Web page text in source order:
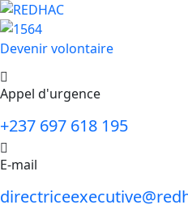
Devenir volontaire
Appel d'urgence
+237 697 618 195
E-mail